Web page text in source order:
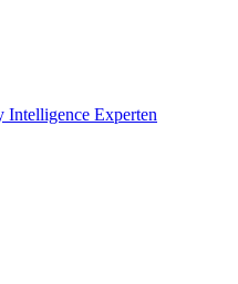
Intelligence Experten